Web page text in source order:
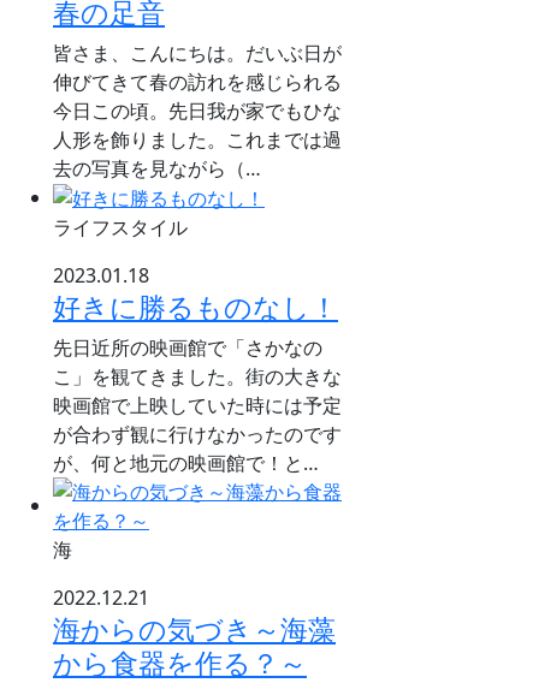
春の足音
皆さま、こんにちは。だいぶ日が
伸びてきて春の訪れを感じられる
今日この頃。先日我が家でもひな
人形を飾りました。これまでは過
去の写真を見ながら（…
ライフスタイル
2023.01.18
好きに勝るものなし！
先日近所の映画館で「さかなの
こ」を観てきました。街の大きな
映画館で上映していた時には予定
が合わず観に行けなかったのです
が、何と地元の映画館で！と…
海
2022.12.21
海からの気づき～海藻
から食器を作る？～